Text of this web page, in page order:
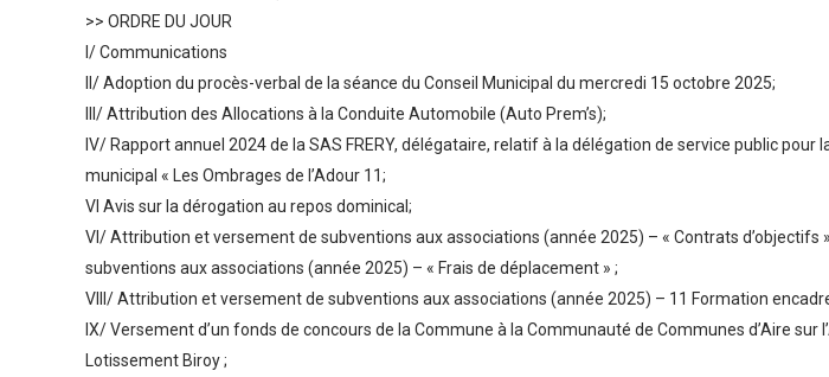
>> ORDRE DU JOUR
I/ Communications
II/ Adoption du procès-verbal de la séance du Conseil Municipal du mercredi 15 octobre 2025;
III/ Attribution des Allocations à la Conduite Automobile (Auto Prem’s);
IV/ Rapport annuel 2024 de la SAS FRERY, délégataire, relatif à la délégation de service public pour
municipal « Les Ombrages de l’Adour 11;
VI Avis sur la dérogation au repos dominical;
VI/ Attribution et versement de subventions aux associations (année 2025) – « Contrats d’objectifs
subventions aux associations (année 2025) – « Frais de déplacement » ;
VIII/ Attribution et versement de subventions aux associations (année 2025) – 11 Formation
IX/ Versement d’un fonds de concours de la Commune à la Communauté de Communes d’Aire sur
Lotissement Biroy ;